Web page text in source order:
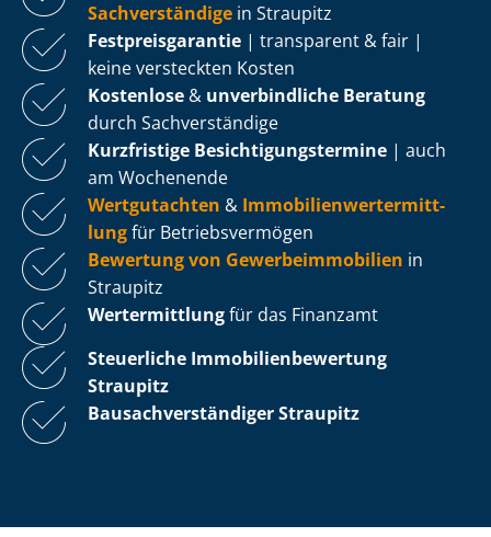
Sachverständige in Straupitz
Fest­preis­ga­ran­tie | transparent & fair |
keine versteckten Kosten
Kostenlose & unverbindliche Beratung
durch Sachverständige
Kurzfristige Be­sich­ti­gungs­ter­mi­ne | auch
am Wochenende
Wertgutachten & Im­mo­bi­li­en­wert­ermitt­
lungfür Be­triebs­ver­mö­gen
Bewertung von Ge­wer­be­im­mo­bi­li­en in
Straupitz
Wertermittlungfür das Finanzamt
Steuerliche Im­mo­bi­li­en­be­wer­tung
Straupitz
Bau­sach­ver­stän­di­ger Straupitz